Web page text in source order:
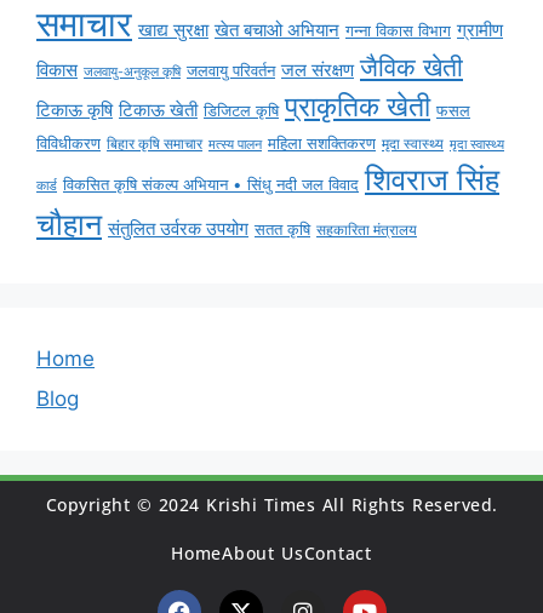
समाचार खाद्य सुरक्षा खेत बचाओ अभियान गन्ना विकास विभाग ग्रामीण
विकास जलवायु-अनुकूल कृषि जलवायु परिवर्तन जल संरक्षण जैविक खेती
टिकाऊ कृषि टिकाऊ खेती डिजिटल कृषि प्राकृतिक खेती फसल
विविधीकरण बिहार कृषि समाचार मत्स्य पालन महिला सशक्तिकरण मृदा स्वास्थ्य मृदा स्वास्थ्य
कार्ड विकसित कृषि संकल्प अभियान • सिंधु नदी जल विवाद शिवराज सिंह
चौहान संतुलित उर्वरक उपयोग सतत कृषि सहकारिता मंत्रालय
Home
Blog
Copyright © 2024 Krishi Times All Rights Reserved.
HomeAbout UsContact